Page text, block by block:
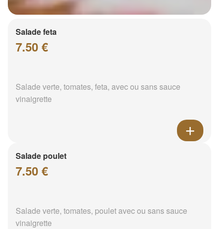
Salade feta
7.50 €
Salade verte, tomates, feta, avec ou sans sauce
vinaigrette
Salade poulet
7.50 €
Salade verte, tomates, poulet avec ou sans sauce
vinaigrette